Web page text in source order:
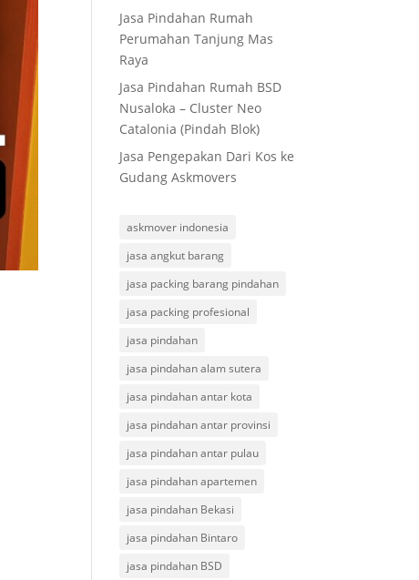
Jasa Pindahan Rumah
Perumahan Tanjung Mas
Raya
Jasa Pindahan Rumah BSD
Nusaloka – Cluster Neo
Catalonia (Pindah Blok)
Jasa Pengepakan Dari Kos ke
Gudang Askmovers
askmover indonesia
jasa angkut barang
jasa packing barang pindahan
jasa packing profesional
jasa pindahan
jasa pindahan alam sutera
jasa pindahan antar kota
jasa pindahan antar provinsi
jasa pindahan antar pulau
jasa pindahan apartemen
jasa pindahan Bekasi
jasa pindahan Bintaro
jasa pindahan BSD